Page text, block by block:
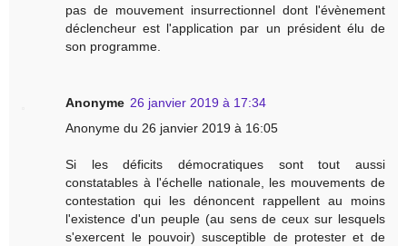
pas de mouvement insurrectionnel dont l'évènement
déclencheur est l'application par un président élu de
son programme.
Anonyme 26 janvier 2019 à 17:34
Anonyme du 26 janvier 2019 à 16:05
Si les déficits démocratiques sont tout aussi
constatables à l'échelle nationale, les mouvements de
contestation qui les dénoncent rappellent au moins
l'existence d'un peuple (au sens de ceux sur lesquels
s'exercent le pouvoir) susceptible de protester et de